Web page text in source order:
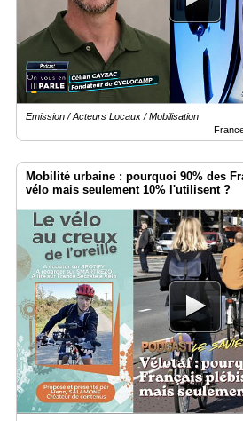
Emission / Acteurs Locaux / Mobilisation
Mobilité urbaine : pourquoi 90% des
vélo mais seulement 10% l'utilisent ?